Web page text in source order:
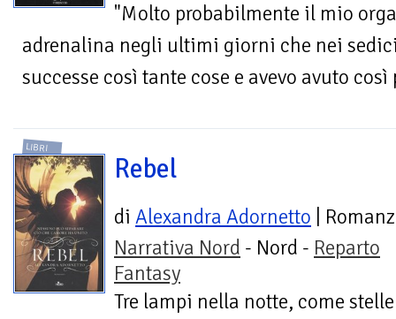
"Molto probabilmente il mio
adrenalina negli ultimi giorni che nei
successe così tante cose e avevo avuto
LIBRI
Rebel
di Alexandra Adornetto |
Narrativa Nord - Nord - Reparto
Fantasy
Tre lampi nella notte, come